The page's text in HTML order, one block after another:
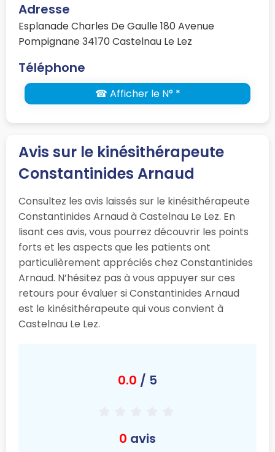
Adresse
Esplanade Charles De Gaulle 180 Avenue
Pompignane 34170 Castelnau Le Lez
Téléphone
☎ Afficher le N° *
Avis sur le kinésithérapeute
Constantinides Arnaud
Consultez les avis laissés sur le kinésithérapeute
Constantinides Arnaud à Castelnau Le Lez. En
lisant ces avis, vous pourrez découvrir les points
forts et les aspects que les patients ont
particulièrement appréciés chez Constantinides
Arnaud. N’hésitez pas à vous appuyer sur ces
retours pour évaluer si Constantinides Arnaud
est le kinésithérapeute qui vous convient à
Castelnau Le Lez.
0.0 / 5
0 avis